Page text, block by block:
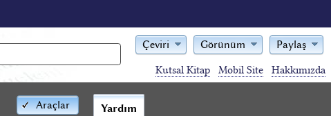
Çeviri Görünüm Paylaş
Kutsal Kitap Mobil Site Hakkımızda
Araçlar Yardım